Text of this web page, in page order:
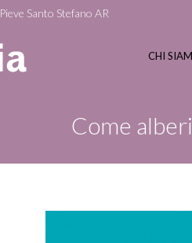
Pieve Santo Stefano AR
CHI
Come